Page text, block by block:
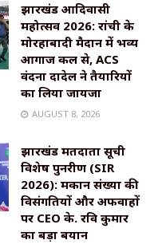
झारखंड आदिवासी
महोत्सव 2026: रांची के
मोरहाबादी मैदान में भव्य
आगाज कल से, ACS
वंदना दादेल ने तैयारियों
का लिया जायजा
AUGUST 8, 2026
झारखंड मतदाता सूची
विशेष पुनरीक्षण (SIR
2026): मकान संख्या की
विसंगतियों और अफवाहों
पर CEO के. रवि कुमार
का बड़ा बयान